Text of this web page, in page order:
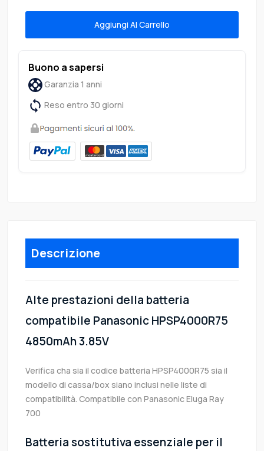
Aggiungi Al Carrello
Buono a sapersi
Garanzia 1 anni
Reso entro 30 giorni
Descrizione
Alte prestazioni della batteria
compatibile Panasonic HPSP4000R75
4850mAh 3.85V
Verifica cha sia il codice batteria HPSP4000R75 sia il
modello di cassa/box siano inclusi nelle liste di
compatibilità. Compatibile con Panasonic Eluga Ray
700
Batteria sostitutiva essenziale per il